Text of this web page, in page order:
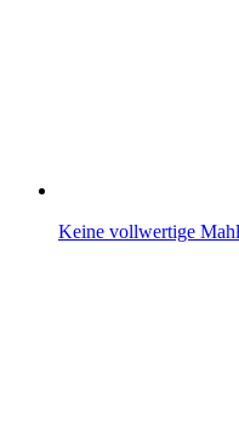
Keine vollwertige